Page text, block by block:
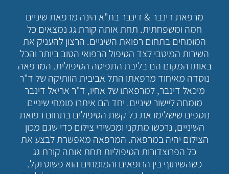
מרפאת דינבר & דינבר בת"א הינה מרפאת שיניים
חמה ומשפחתית. תחת אותה קורת גג נמצאים כל
המומחים בתחום רפואת השיניים. הרצון להעניק את
השירות המיטבי לצד הטיפול הרפואי הטוב ביותר והכל
באותו המקום הם בליבת התפיסה הטיפולית. המרפאה
נוסדה מאיחוד מרפאתו התל אביבית הוותיקה של ד"ר
מיכאל דינבר, למרפאתו של אחיו, ד"ר אריאל דינבר
מומחה ליישור שיניים. יחד הם איתרו מומחי שיניים
נוספים שישלימו את כל קשת הטיפולים בתחום רפואת
השיניים, נרכשו מתקני ומכשירי צילום כדי שגם מכון
הצילום יהיה במרפאה. המרפאה מאפשרת לבצע את
כל הפרוצדורות הטיפוליות תחת אותה קורת גג
כשהשיתוף בין הרופאים והמומחים הוא פשוט וקל.